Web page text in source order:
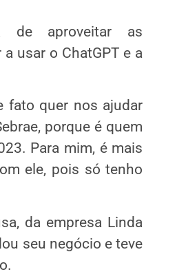
de aproveitar as
usar o ChatGPT e a
fato quer nos ajudar
porque é quem
Para mim, é mais
ele, pois só tenho
da empresa Linda
seu negócio e teve